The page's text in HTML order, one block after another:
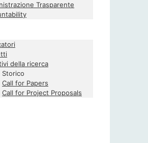
Trasparente
della ricerca
Storico
Call for Papers
Call for Project Proposals